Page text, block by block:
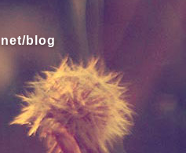
blog